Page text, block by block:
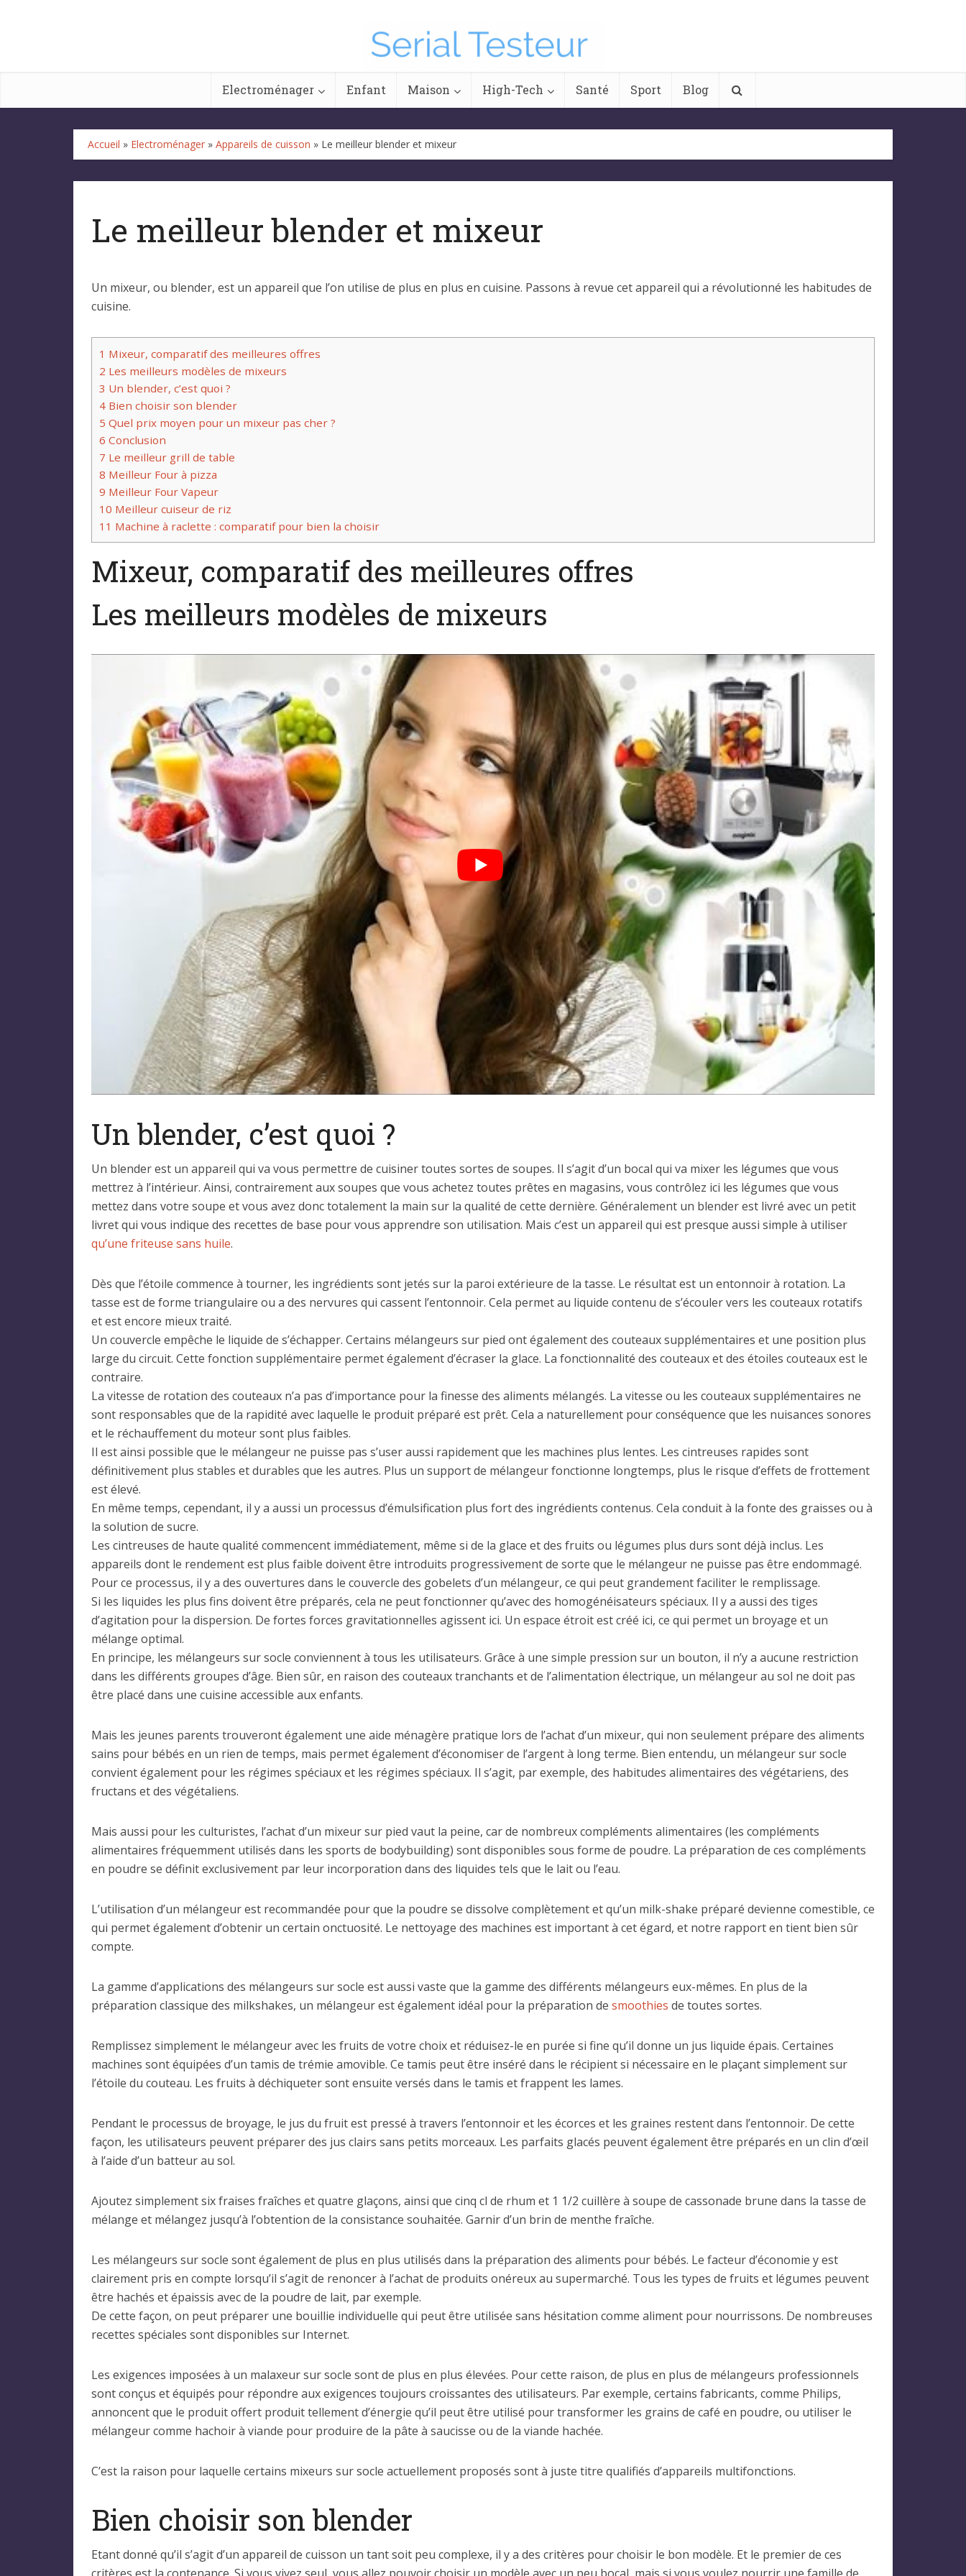
Electroménager Enfant Maison High-Tech Santé Sport Blog
Accueil » Electroménager » Appareils de cuisson » Le meilleur blender et mixeur
Le meilleur blender et mixeur
Un mixeur, ou blender, est un appareil que l’on utilise de plus en plus en cuisine. Passons à revue cet appareil qui a révolutionné les habitudes de
cuisine.
1 Mixeur, comparatif des meilleures offres
2 Les meilleurs modèles de mixeurs
3 Un blender, c’est quoi ?
4 Bien choisir son blender
5 Quel prix moyen pour un mixeur pas cher ?
6 Conclusion
7 Le meilleur grill de table
8 Meilleur Four à pizza
9 Meilleur Four Vapeur
10 Meilleur cuiseur de riz
11 Machine à raclette : comparatif pour bien la choisir
Mixeur, comparatif des meilleures offres
Les meilleurs modèles de mixeurs
Un blender, c’est quoi ?
Un blender est un appareil qui va vous permettre de cuisiner toutes sortes de soupes. Il s’agit d’un bocal qui va mixer les légumes que vous
mettrez à l’intérieur. Ainsi, contrairement aux soupes que vous achetez toutes prêtes en magasins, vous contrôlez ici les légumes que vous
mettez dans votre soupe et vous avez donc totalement la main sur la qualité de cette dernière. Généralement un blender est livré avec un petit
livret qui vous indique des recettes de base pour vous apprendre son utilisation. Mais c’est un appareil qui est presque aussi simple à utiliser
qu’une friteuse sans huile.
Dès que l’étoile commence à tourner, les ingrédients sont jetés sur la paroi extérieure de la tasse. Le résultat est un entonnoir à rotation. La
tasse est de forme triangulaire ou a des nervures qui cassent l’entonnoir. Cela permet au liquide contenu de s’écouler vers les couteaux rotatifs
et est encore mieux traité.
Un couvercle empêche le liquide de s’échapper. Certains mélangeurs sur pied ont également des couteaux supplémentaires et une position plus
large du circuit. Cette fonction supplémentaire permet également d’écraser la glace. La fonctionnalité des couteaux et des étoiles couteaux est le
contraire.
La vitesse de rotation des couteaux n’a pas d’importance pour la finesse des aliments mélangés. La vitesse ou les couteaux supplémentaires ne
sont responsables que de la rapidité avec laquelle le produit préparé est prêt. Cela a naturellement pour conséquence que les nuisances sonores
et le réchauffement du moteur sont plus faibles.
Il est ainsi possible que le mélangeur ne puisse pas s’user aussi rapidement que les machines plus lentes. Les cintreuses rapides sont
définitivement plus stables et durables que les autres. Plus un support de mélangeur fonctionne longtemps, plus le risque d’effets de frottement
est élevé.
En même temps, cependant, il y a aussi un processus d’émulsification plus fort des ingrédients contenus. Cela conduit à la fonte des graisses ou à
la solution de sucre.
Les cintreuses de haute qualité commencent immédiatement, même si de la glace et des fruits ou légumes plus durs sont déjà inclus. Les
appareils dont le rendement est plus faible doivent être introduits progressivement de sorte que le mélangeur ne puisse pas être endommagé.
Pour ce processus, il y a des ouvertures dans le couvercle des gobelets d’un mélangeur, ce qui peut grandement faciliter le remplissage.
Si les liquides les plus fins doivent être préparés, cela ne peut fonctionner qu’avec des homogénéisateurs spéciaux. Il y a aussi des tiges
d’agitation pour la dispersion. De fortes forces gravitationnelles agissent ici. Un espace étroit est créé ici, ce qui permet un broyage et un
mélange optimal.
En principe, les mélangeurs sur socle conviennent à tous les utilisateurs. Grâce à une simple pression sur un bouton, il n’y a aucune restriction
dans les différents groupes d’âge. Bien sûr, en raison des couteaux tranchants et de l’alimentation électrique, un mélangeur au sol ne doit pas
être placé dans une cuisine accessible aux enfants.
Mais les jeunes parents trouveront également une aide ménagère pratique lors de l’achat d’un mixeur, qui non seulement prépare des aliments
sains pour bébés en un rien de temps, mais permet également d’économiser de l’argent à long terme. Bien entendu, un mélangeur sur socle
convient également pour les régimes spéciaux et les régimes spéciaux. Il s’agit, par exemple, des habitudes alimentaires des végétariens, des
fructans et des végétaliens.
Mais aussi pour les culturistes, l’achat d’un mixeur sur pied vaut la peine, car de nombreux compléments alimentaires (les compléments
alimentaires fréquemment utilisés dans les sports de bodybuilding) sont disponibles sous forme de poudre. La préparation de ces compléments
en poudre se définit exclusivement par leur incorporation dans des liquides tels que le lait ou l’eau.
L’utilisation d’un mélangeur est recommandée pour que la poudre se dissolve complètement et qu’un milk-shake préparé devienne comestible, ce
qui permet également d’obtenir un certain onctuosité. Le nettoyage des machines est important à cet égard, et notre rapport en tient bien sûr
compte.
La gamme d’applications des mélangeurs sur socle est aussi vaste que la gamme des différents mélangeurs eux-mêmes. En plus de la
préparation classique des milkshakes, un mélangeur est également idéal pour la préparation de smoothies de toutes sortes.
Remplissez simplement le mélangeur avec les fruits de votre choix et réduisez-le en purée si fine qu’il donne un jus liquide épais. Certaines
machines sont équipées d’un tamis de trémie amovible. Ce tamis peut être inséré dans le récipient si nécessaire en le plaçant simplement sur
l’étoile du couteau. Les fruits à déchiqueter sont ensuite versés dans le tamis et frappent les lames.
Pendant le processus de broyage, le jus du fruit est pressé à travers l’entonnoir et les écorces et les graines restent dans l’entonnoir. De cette
façon, les utilisateurs peuvent préparer des jus clairs sans petits morceaux. Les parfaits glacés peuvent également être préparés en un clin d’œil
à l’aide d’un batteur au sol.
Ajoutez simplement six fraises fraîches et quatre glaçons, ainsi que cinq cl de rhum et 1 1/2 cuillère à soupe de cassonade brune dans la tasse de
mélange et mélangez jusqu’à l’obtention de la consistance souhaitée. Garnir d’un brin de menthe fraîche.
Les mélangeurs sur socle sont également de plus en plus utilisés dans la préparation des aliments pour bébés. Le facteur d’économie y est
clairement pris en compte lorsqu’il s’agit de renoncer à l’achat de produits onéreux au supermarché. Tous les types de fruits et légumes peuvent
être hachés et épaissis avec de la poudre de lait, par exemple.
De cette façon, on peut préparer une bouillie individuelle qui peut être utilisée sans hésitation comme aliment pour nourrissons. De nombreuses
recettes spéciales sont disponibles sur Internet.
Les exigences imposées à un malaxeur sur socle sont de plus en plus élevées. Pour cette raison, de plus en plus de mélangeurs professionnels
sont conçus et équipés pour répondre aux exigences toujours croissantes des utilisateurs. Par exemple, certains fabricants, comme Philips,
annoncent que le produit offert produit tellement d’énergie qu’il peut être utilisé pour transformer les grains de café en poudre, ou utiliser le
mélangeur comme hachoir à viande pour produire de la pâte à saucisse ou de la viande hachée.
C’est la raison pour laquelle certains mixeurs sur socle actuellement proposés sont à juste titre qualifiés d’appareils multifonctions.
Bien choisir son blender
Etant donné qu’il s’agit d’un appareil de cuisson un tant soit peu complexe, il y a des critères pour choisir le bon modèle. Et le premier de ces